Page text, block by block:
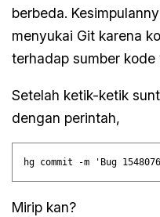
berbeda.
menyukai Git karena
terhadap sumber kode
Setelah ketik-ketik
dengan perintah,
Mirip kan?